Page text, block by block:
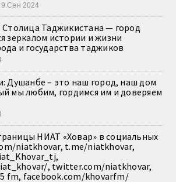
9.Сен 2024
Таджикистана — город
зеркалом истории и жизни
и государства таджиков
Душанбе – это наш город, наш дом
мы любим, гордимся им и доверяем
НИАТ «Ховар» в социальных
niatkhovar, t.me/niatkhovar,
, twitter.com/niatkhovar,
fm, facebook.com/khovarfm/